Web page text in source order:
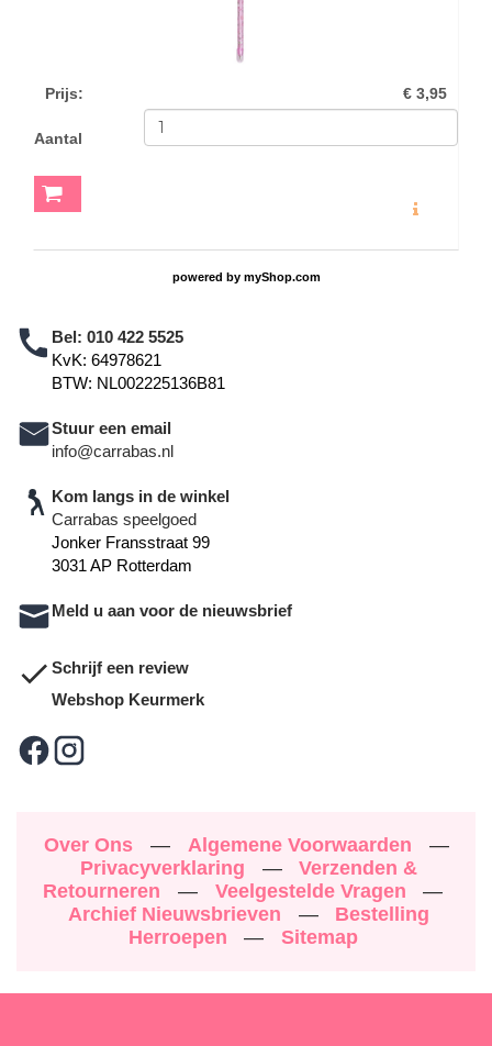
Prijs: € 3,95
Aantal
powered by myShop.com
Bel: 010 422 5525
KvK: 64978621
BTW: NL002225136B81
Stuur een email
info@carrabas.nl
Kom langs in de winkel
Carrabas speelgoed
Jonker Fransstraat 99
3031 AP Rotterdam
Meld u aan voor de nieuwsbrief
Schrijf een review
Webshop Keurmerk
Over Ons — Algemene Voorwaarden
—
Privacyverklaring
—
Verzenden &
Retourneren
— Veelgestelde Vragen
—
Archief Nieuwsbrieven
—
Bestelling
Herroepen
— Sitemap